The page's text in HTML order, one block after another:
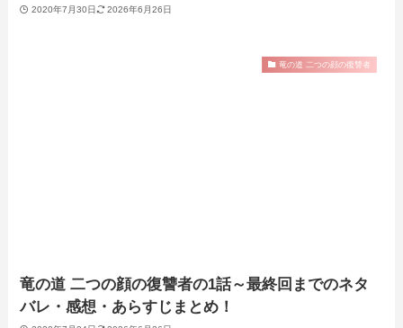
2020年7月30日 2026年6月26日
竜の道 二つの顔の復讐者
竜の道 二つの顔の復讐者の1話～最終回までのネタ
バレ・感想・あらすじまとめ！